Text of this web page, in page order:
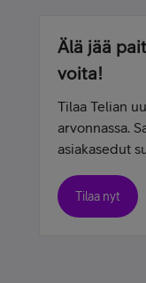
Älä jää
voita!
Tilaa Telian
arvonnassa.
asiakasedut
Tilaa nyt